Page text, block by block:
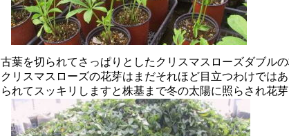
古葉を切られてさっぱりとしたクリスマスローズダブルの
クリスマスローズの花芽はまだそれほど目立つわけでは
られてスッキリしますと株基まで冬の太陽に照らされ花芽